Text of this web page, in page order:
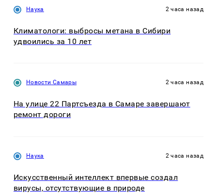
Наука 2 часа назад
Климатологи: выбросы метана в Сибири
удвоились за 10 лет
Новости Самары 2 часа назад
На улице 22 Партсъезда в Самаре завершают
ремонт дороги
Наука 2 часа назад
Искусственный интеллект впервые создал
вирусы, отсутствующие в природе